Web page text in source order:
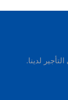
لدينا.